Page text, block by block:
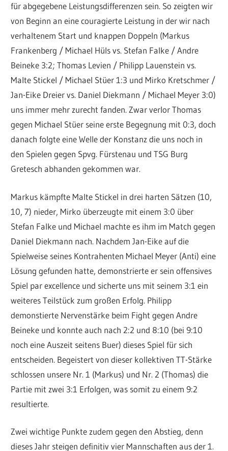
für abgegebene Leistungsdifferenzen sein. So zeigten wir
von Beginn an eine couragierte Leistung in der wir nach
verhaltenem Start und knappen Doppeln (Markus
Frankenberg / Michael Hüls vs. Stefan Falke / Andre
Beineke 3:2; Thomas Levien / Philipp Lauenstein vs.
Malte Stickel / Michael Stüer 1:3 und Mirko Kretschmer /
Jan-Eike Dreier vs. Daniel Diekmann / Michael Meyer 3:0)
uns immer mehr zurecht fanden. Zwar verlor Thomas
gegen Michael Stüer seine erste Begegnung mit 0:3, doch
danach folgte eine Welle der Konstanz die uns noch in
den Spielen gegen Spvg. Fürstenau und TSG Burg
Gretesch abhanden gekommen war.
Markus kämpfte Malte Stickel in drei harten Sätzen (10,
10, 7) nieder, Mirko überzeugte mit einem 3:0 über
Stefan Falke und Michael machte es ihm im Match gegen
Daniel Diekmann nach. Nachdem Jan-Eike auf die
Spielweise seines Kontrahenten Michael Meyer (Anti) eine
Lösung gefunden hatte, demonstrierte er sein offensives
Spiel par excellence und sicherte uns mit seinem 3:1 ein
weiteres Teilstück zum großen Erfolg. Philipp
demonstierte Nervenstärke beim Fight gegen Andre
Beineke und konnte auch nach 2:2 und 8:10 (bei 9:10
noch eine Auszeit seitens Buer) dieses Spiel für sich
entscheiden. Begeistert von dieser kollektiven TT-Stärke
schlossen unsere Nr. 1 (Markus) und Nr. 2 (Thomas) die
Partie mit zwei 3:1 Erfolgen, was somit zu einem 9:2
resultierte.
Zwei wichtige Punkte zudem gegen den Abstieg, denn
dieses Jahr steigen definitiv vier Mannschaften aus der 1.